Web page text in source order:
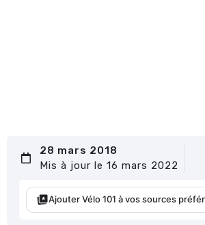
28 mars 2018
Mis à jour le 16 mars 2022
Ajouter Vélo 101 à vos sources